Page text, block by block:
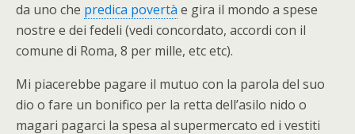
da uno che predica povertà e gira il mondo a spese
nostre e dei fedeli (vedi concordato, accordi con il
comune di Roma, 8 per mille, etc etc).
Mi piacerebbe pagare il mutuo con la parola del suo
dio o fare un bonifico per la retta dell’asilo nido o
magari pagarci la spesa al supermercato ed i vestiti